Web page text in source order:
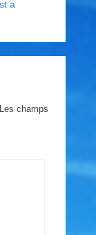
a
Les champs